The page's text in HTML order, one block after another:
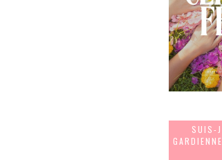
SUIS-